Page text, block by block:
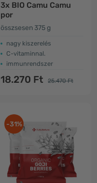
3x BIO Camu Camu
por
összsesen 375 g
nagy kiszerelés
C-vitaminnal.
immunrendszer
18.270 Ft 25.470 Ft
-31%